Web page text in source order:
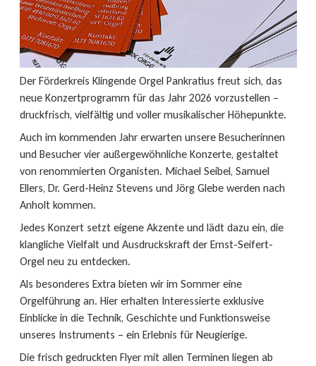
Der Förderkreis Klingende Orgel Pankratius freut sich, das
neue Konzertprogramm für das Jahr 2026 vorzustellen –
druckfrisch, vielfältig und voller musikalischer Höhepunkte.
Auch im kommenden Jahr erwarten unsere Besucherinnen
und Besucher vier außergewöhnliche Konzerte, gestaltet
von renommierten Organisten. Michael Seibel, Samuel
Ellers, Dr. Gerd-Heinz Stevens und Jörg Glebe werden nach
Anholt kommen.
Jedes Konzert setzt eigene Akzente und lädt dazu ein, die
klangliche Vielfalt und Ausdruckskraft der Ernst-Seifert-
Orgel neu zu entdecken.
Als besonderes Extra bieten wir im Sommer eine
Orgelführung an. Hier erhalten Interessierte exklusive
Einblicke in die Technik, Geschichte und Funktionsweise
unseres Instruments – ein Erlebnis für Neugierige.
Die frisch gedruckten Flyer mit allen Terminen liegen ab